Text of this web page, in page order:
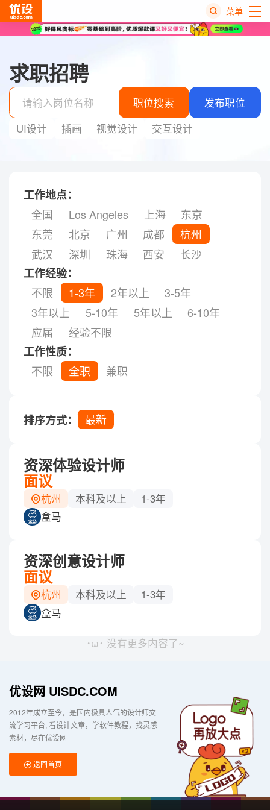
菜单
求职招聘
职位搜索
发布职位
UI设计
插画 视觉设计 交互设计
工作地点：
全国
Los Angeles 上海
东京
东莞
北京 广州 成都
杭州
武汉
深圳 珠海 西安
长沙
工作经验：
不限
1-3年 2年以上
3-5年
3年以上
5-10年 5年以上
6-10年
应届
经验不限
工作性质：
不限
全职 兼职
排序方式： 最新
资深体验设计师
面议
杭州 本科及以上
1-3年
盒马
资深创意设计师
面议
杭州 本科及以上
1-3年
盒马
･ω･ 没有更多内容了~
优设网 UISDC.COM
2012年成立至今，是国内极具人气的设计师交
流学习平台 看设计文章，学软件教程，找灵感
素材，尽在优设网
返回首页